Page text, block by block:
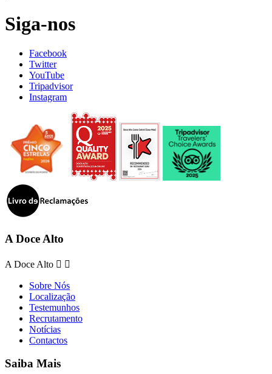
Siga-nos
Facebook
Twitter
YouTube
Tripadvisor
Instagram
A Doce Alto
A Doce Alto  
Sobre Nós
Localização
Testemunhos
Recrutamento
Notícias
Contactos
Saiba Mais